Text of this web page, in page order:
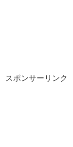
スポンサーリンク